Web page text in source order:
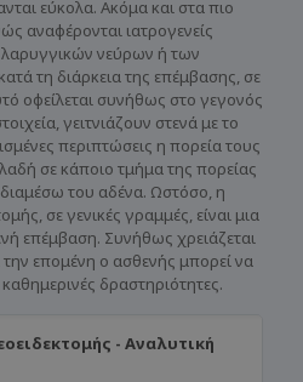
εύκολα. Ακόμα και στα πιο
αναφέρονται ιατρογενείς
νεύρων ή των
τη διάρκεια της επέμβασης, σε
οφείλεται συνήθως στο γεγονός
γειτνιάζουν στενά με το
περιπτώσεις η πορεία τους
σε κάποιο τμήμα της πορείας
του αδένα. Ωστόσο, η
σε γενικές γραμμές, είναι μια
επέμβαση. Συνήθως χρειάζεται
την επομένη ο ασθενής μπορεί να
δραστηριότητες.
- Αναλυτική